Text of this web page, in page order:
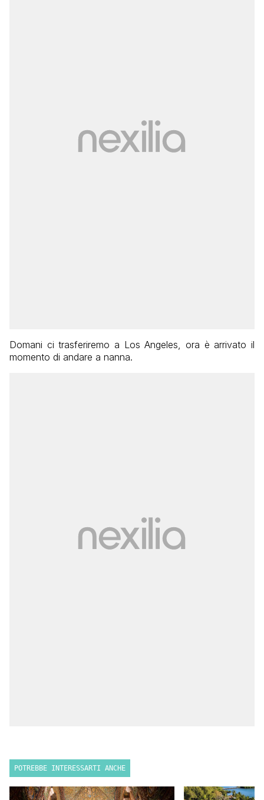
Domani ci trasferiremo a Los Angeles, ora è arrivato il
momento di andare a nanna.
POTREBBE INTERESSARTI ANCHE